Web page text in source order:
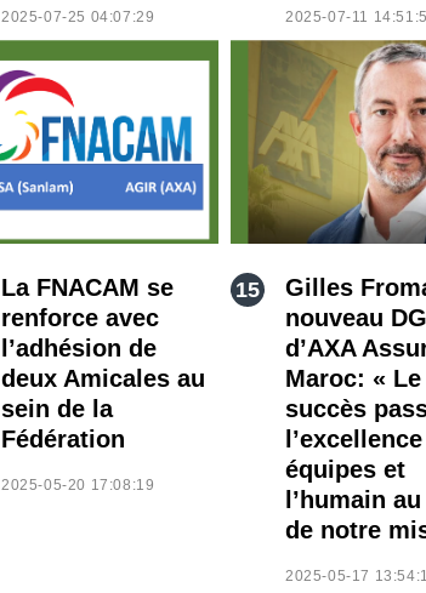
2025-07-25 04:07:29 2025-07-11
La FNACAM se
renforce avec
l’adhésion de
deux Amicales au
sein de la
Fédération
2025-05-20 17:08:19
Gilles
nouveau DG
d’AXA
Maroc: « Le
succès
équipes et
l’humain
de notre
2025-05-17